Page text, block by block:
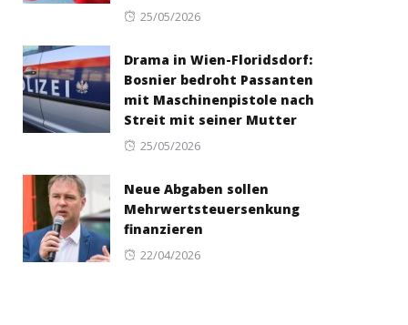
Posted
25/05/2026
Drama in Wien-Floridsdorf:
Bosnier bedroht Passanten
mit Maschinenpistole nach
Streit mit seiner Mutter
Posted
25/05/2026
Neue Abgaben sollen
Mehrwertsteuersenkung
finanzieren
Posted
22/04/2026